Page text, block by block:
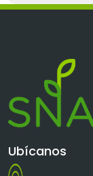
Ubícanos